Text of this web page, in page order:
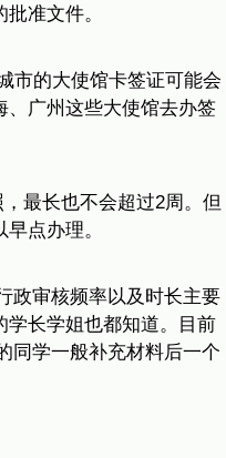
准文件。
市的大使馆卡签证可能会
、广州这些大使馆去办签
最长也不会超过2周。但
点办理。
政审核频率以及时长主要
学长学姐也都知道。目前
同学一般补充材料后一个